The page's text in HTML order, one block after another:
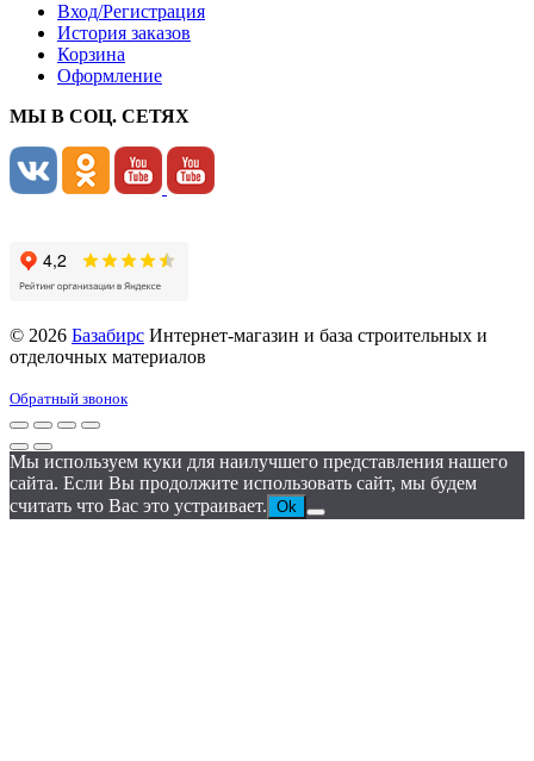
Вход/Регистрация
История заказов
Корзина
Оформление
МЫ В СОЦ. СЕТЯХ
© 2026 Базабирс Интернет-магазин и база строительных и
отделочных материалов
Обратный звонок
Мы используем куки для наилучшего представления нашего
сайта. Если Вы продолжите использовать сайт, мы будем
считать что Вас это устраивает. Ok